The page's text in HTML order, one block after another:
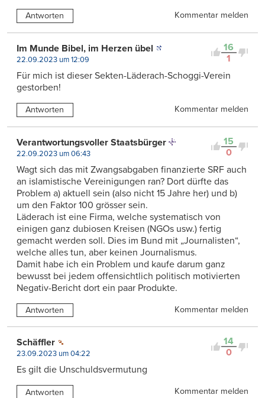
Antworten Kommentar melden
16
1
Im Munde Bibel, im Herzen übel
22.09.2023 um 12:09
Für mich ist dieser Sekten-Läderach-Schoggi-Verein
gestorben!
Antworten Kommentar melden
15
0
Verantwortungsvoller Staatsbürger
22.09.2023 um 06:43
Wagt sich das mit Zwangsabgaben finanzierte SRF auch
an islamistische Vereinigungen ran? Dort dürfte das
Problem a) aktuell sein (also nicht 15 Jahre her) und b)
um den Faktor 100 grösser sein.
Läderach ist eine Firma, welche systematisch von
einigen ganz dubiosen Kreisen (NGOs usw.) fertig
gemacht werden soll. Dies im Bund mit „Journalisten“,
welche alles tun, aber keinen Journalismus.
Damit habe ich ein Problem und kaufe darum ganz
bewusst bei jedem offensichtlich politisch motivierten
Negativ-Bericht dort ein paar Produkte.
Antworten Kommentar melden
14
0
Schäffler
23.09.2023 um 04:22
Es gilt die Unschuldsvermutung
Antworten
Kommentar melden